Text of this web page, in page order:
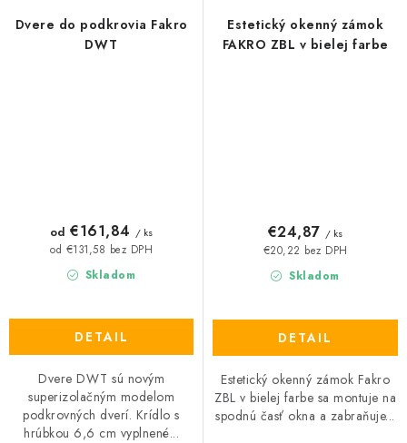
Dvere do podkrovia Fakro
DWT
Skladom
od €131,58 bez DPH
od €161,84 / ks
DETAIL
Dvere DWT sú novým
superizolačným modelom
podkrovných dverí. Krídlo s
hrúbkou 6,6 cm vyplnené...
Estetický okenný zámok
FAKRO ZBL v bielej farbe
Skladom
€20,22 bez DPH
€24,87 / ks
DETAIL
Estetický okenný zámok Fakro
ZBL v bielej farbe sa montuje na
spodnú časť okna a zabraňuje...